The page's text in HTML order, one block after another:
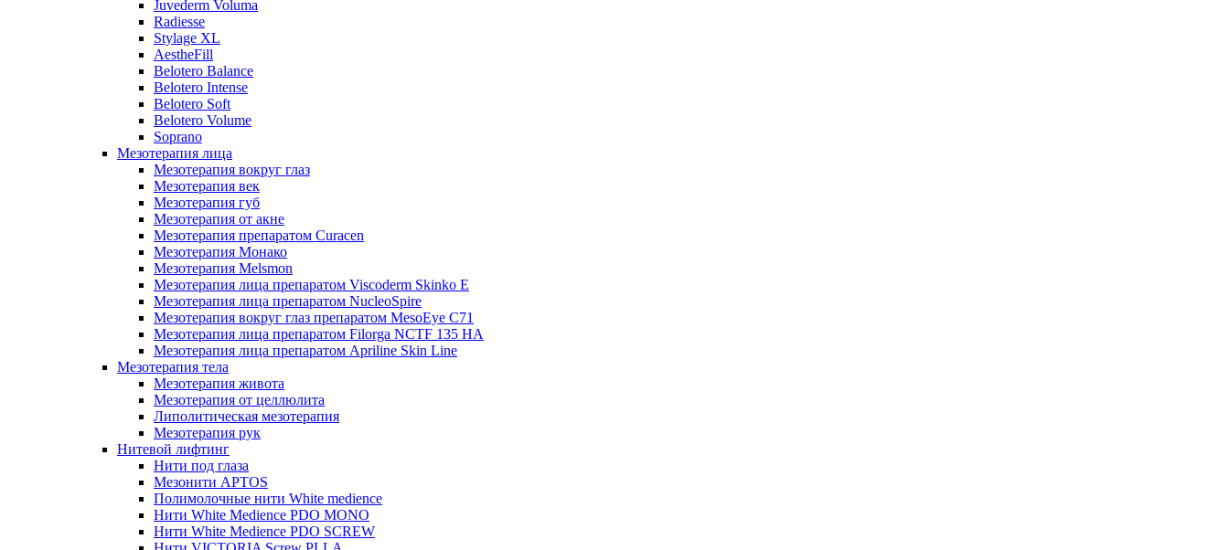
Juvederm Voluma
Radiesse
Stylage XL
AestheFill
Belotero Balance
Belotero Intense
Belotero Soft
Belotero Volume
Soprano
Мезотерапия лица
Мезотерапия вокруг глаз
Мезотерапия век
Мезотерапия губ
Мезотерапия от акне
Мезотерапия препаратом Curacen
Мезотерапия Монако
Мезотерапия Melsmon
Мезотерапия лица препаратом Viscoderm Skinko E
Мезотерапия лица препаратом NucleoSpire
Мезотерапия вокруг глаз препаратом MesoEye С71
Мезотерапия лица препаратом Filorga NCTF 135 HA
Мезотерапия лица препаратом Apriline Skin Line
Мезотерапия тела
Мезотерапия живота
Мезотерапия от целлюлита
Липолитическая мезотерапия
Мезотерапия рук
Нитевой лифтинг
Нити под глаза
Мезонити APTOS
Полимолочные нити White medience
Нити White Medience PDO MONO
Нити White Medience PDO SCREW